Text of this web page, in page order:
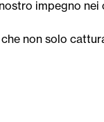
impegno
non solo